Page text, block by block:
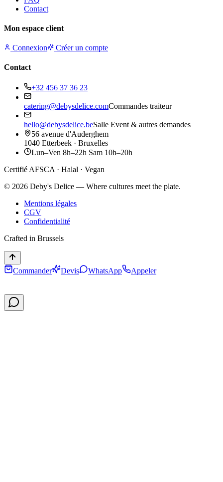
Contact
Mon espace client
Connexion Créer un compte
Contact
+32 456 37 36 23
catering@debysdelice.comCommandes traiteur
hello@debysdelice.beSalle Event & autres demandes
56 avenue d'Auderghem
1040 Etterbeek · Bruxelles
Lun–Ven 8h–22h Sam 10h–20h
Certifié AFSCA · Halal · Vegan
© 2026 Deby's Delice — Where cultures meet the plate.
Mentions légales
CGV
Confidentialité
Crafted in Brussels
Commander Devis WhatsApp Appeler